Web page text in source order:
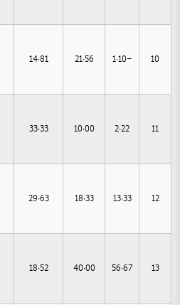
10
-1.10
21.56
14.81
11
2.22
10.00
33.33
12
13.33
18.33
29.63
13
56.67
40.00
18.52